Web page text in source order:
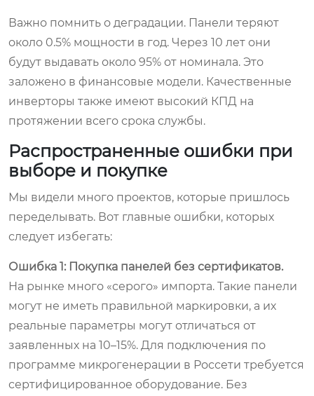
Важно помнить о деградации. Панели теряют
около 0.5% мощности в год. Через 10 лет они
будут выдавать около 95% от номинала. Это
заложено в финансовые модели. Качественные
инверторы также имеют высокий КПД на
протяжении всего срока службы.
Распространенные ошибки при
выборе и покупке
Мы видели много проектов, которые пришлось
переделывать. Вот главные ошибки, которых
следует избегать:
Ошибка 1: Покупка панелей без сертификатов.
На рынке много «серого» импорта. Такие панели
могут не иметь правильной маркировки, а их
реальные параметры могут отличаться от
заявленных на 10–15%. Для подключения по
программе микрогенерации в Россети требуется
сертифицированное оборудование. Без